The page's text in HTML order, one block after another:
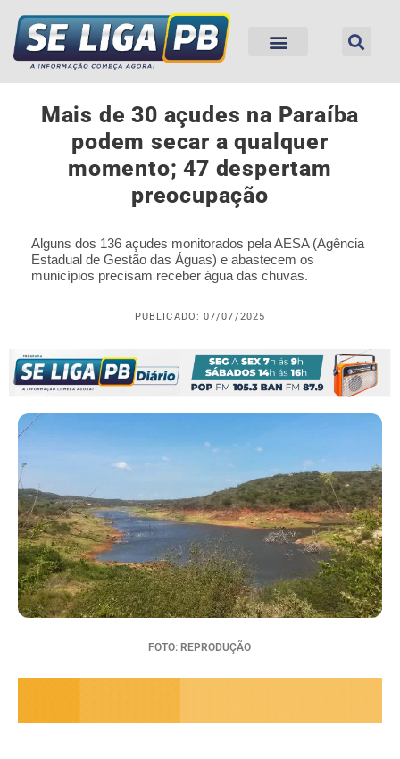
Mais de 30 açudes na Paraíba
podem secar a qualquer
momento; 47 despertam
preocupação
Alguns dos 136 açudes monitorados pela AESA (Agência
Estadual de Gestão das Águas) e abastecem os
municípios precisam receber água das chuvas.
PUBLICADO: 07/07/2025
FOTO: REPRODUÇÃO